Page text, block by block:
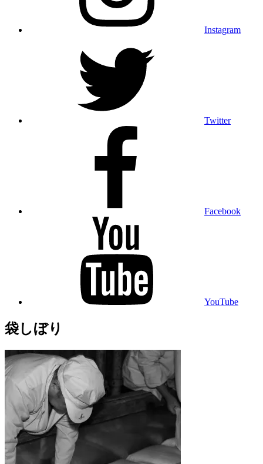
Instagram
Twitter
Facebook
YouTube
袋しぼり